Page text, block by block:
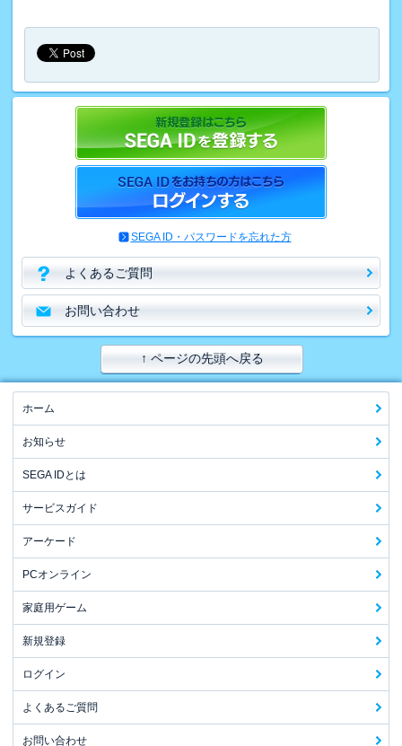
SEGA ID・パスワードを忘れた方
よくあるご質問
お問い合わせ
↑ ページの先頭へ戻る
ホーム
お知らせ
SEGA IDとは
サービスガイド
アーケード
PCオンライン
家庭用ゲーム
新規登録
ログイン
よくあるご質問
お問い合わせ